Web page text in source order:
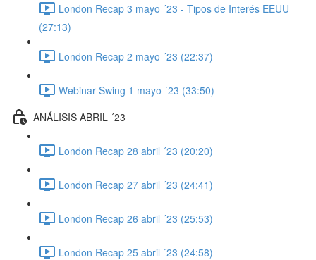
London Recap 3 mayo ´23 - Tipos de Interés EEUU
(27:13)
London Recap 2 mayo ´23 (22:37)
Webinar Swing 1 mayo ´23 (33:50)
ANÁLISIS ABRIL ´23
London Recap 28 abril ´23 (20:20)
London Recap 27 abril ´23 (24:41)
London Recap 26 abril ´23 (25:53)
London Recap 25 abril ´23 (24:58)